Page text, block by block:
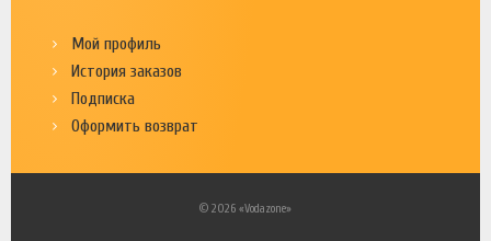
Мой профиль
История заказов
Подписка
Оформить возврат
© 2026 «Vodazone»